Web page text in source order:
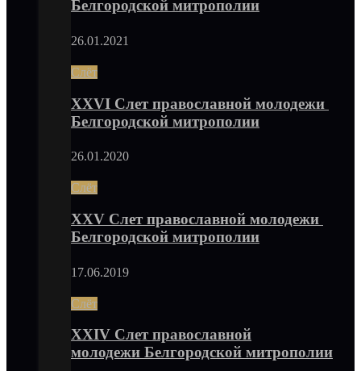
Белгородской митрополии
26.01.2021
Слёт
XXVI Слет православной молодежи
Белгородской митрополии
26.01.2020
Слёт
XXV Слет православной молодежи
Белгородской митрополии
17.06.2019
Слёт
XXIV Слет православной
молодежи Белгородской митрополии